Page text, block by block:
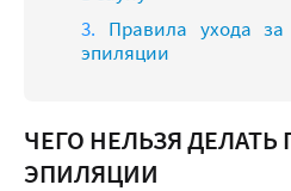
Правила ухода
эпиляции
ЧЕГО НЕЛЬЗЯ
ЭПИЛЯЦИИ